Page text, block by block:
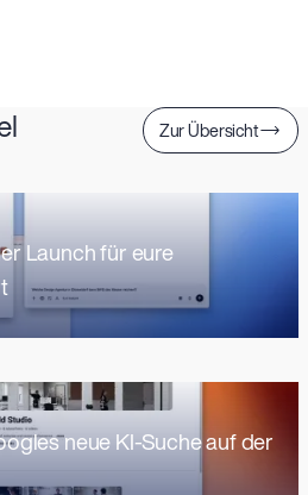
Zur Übersicht
Launch für eure
neue KI-Suche auf der